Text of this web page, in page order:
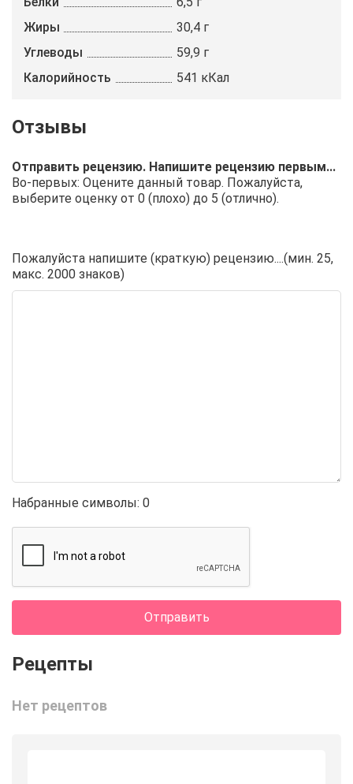
Жиры
30,4 г
Углеводы
59,9 г
Калорийность
541 кКал
Отправить рецензию. Напишите рецензию первым...
Во-первых: Оцените данный товар. Пожалуйста,
выберите оценку от 0 (плохо) до 5 (отлично).
Пожалуйста напишите (краткую) рецензию....(мин. 25,
макс. 2000 знаков)
Набранные символы: 0
Отправить
Нет рецептов